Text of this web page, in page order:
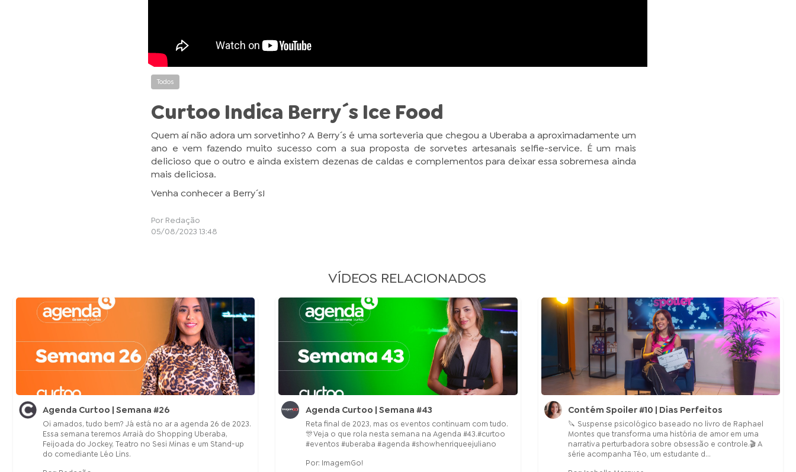
Todos
Curtoo Indica Berry´s Ice Food
Quem aí não adora um sorvetinho? A Berry´s é uma sorteveria que chegou a Uberaba a aproximadamente um
ano e vem fazendo muito sucesso com a sua proposta de sorvetes artesanais selfie-service. É um mais
delicioso que o outro e ainda existem dezenas de caldas e complementos para deixar essa sobremesa ainda
mais deliciosa.
Venha conhecer a Berry´s!
Por Redação
05/08/2023 13:48
VÍDEOS RELACIONADOS
Agenda Curtoo | Semana #26
Oi amados, tudo bem? Já está no ar a agenda 26 de 2023.
Essa semana teremos Arraiá do Shopping Uberaba,
Feijoada do Jockey, Teatro no Sesi Minas e um Stand-up
do comediante Léo Lins.
Agenda Curtoo | Semana #43
Reta final de 2023, mas os eventos continuam com tudo.
🎊Veja o que rola nesta semana na Agenda #43.#curtoo
#eventos #uberaba #agenda #showhenriqueejuliano
Por: ImagemGo!
Contém Spoiler #10 | Dias Perfeitos
🔪 Suspense psicológico baseado no livro de Raphael
Montes que transforma uma história de amor em uma
narrativa perturbadora sobre obsessão e controle.🎬 A
série acompanha Téo, um estudante d...